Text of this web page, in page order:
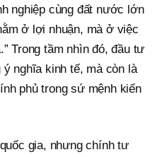
nghiệp cùng đất nước lớn
ở lợi nhuận, mà ở việc
Trong tầm nhìn đó, đầu tư
nghĩa kinh tế, mà còn là
phủ trong sứ mệnh kiến
gia, nhưng chính tư